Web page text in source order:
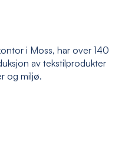
i Moss, har over 140
av tekstilprodukter
og miljø.